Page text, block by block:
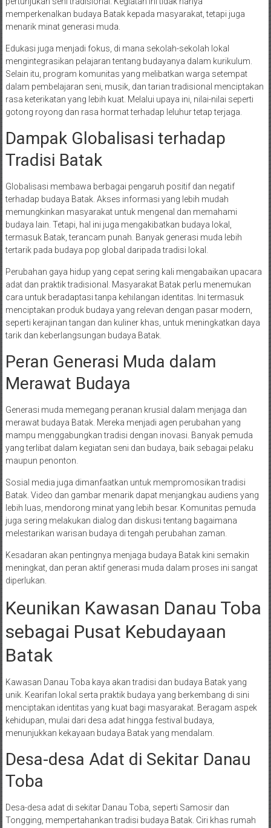
memperkenalkan budaya Batak kepada masyarakat, tetapi juga
menarik minat generasi muda.
Edukasi juga menjadi fokus, di mana sekolah-sekolah lokal
mengintegrasikan pelajaran tentang budayanya dalam kurikulum.
Selain itu, program komunitas yang melibatkan warga setempat
dalam pembelajaran seni, musik, dan tarian tradisional menciptakan
rasa keterikatan yang lebih kuat. Melalui upaya ini, nilai-nilai seperti
gotong royong dan rasa hormat terhadap leluhur tetap terjaga.
Dampak Globalisasi terhadap
Tradisi Batak
Globalisasi membawa berbagai pengaruh positif dan negatif
terhadap budaya Batak. Akses informasi yang lebih mudah
memungkinkan masyarakat untuk mengenal dan memahami
budaya lain. Tetapi, hal ini juga mengakibatkan budaya lokal,
termasuk Batak, terancam punah. Banyak generasi muda lebih
tertarik pada budaya pop global daripada tradisi lokal.
Perubahan gaya hidup yang cepat sering kali mengabaikan upacara
adat dan praktik tradisional. Masyarakat Batak perlu menemukan
cara untuk beradaptasi tanpa kehilangan identitas. Ini termasuk
menciptakan produk budaya yang relevan dengan pasar modern,
seperti kerajinan tangan dan kuliner khas, untuk meningkatkan daya
tarik dan keberlangsungan budaya Batak.
Peran Generasi Muda dalam
Merawat Budaya
Generasi muda memegang peranan krusial dalam menjaga dan
merawat budaya Batak. Mereka menjadi agen perubahan yang
mampu menggabungkan tradisi dengan inovasi. Banyak pemuda
yang terlibat dalam kegiatan seni dan budaya, baik sebagai pelaku
maupun penonton.
Sosial media juga dimanfaatkan untuk mempromosikan tradisi
Batak. Video dan gambar menarik dapat menjangkau audiens yang
lebih luas, mendorong minat yang lebih besar. Komunitas pemuda
juga sering melakukan dialog dan diskusi tentang bagaimana
melestarikan warisan budaya di tengah perubahan zaman.
Kesadaran akan pentingnya menjaga budaya Batak kini semakin
meningkat, dan peran aktif generasi muda dalam proses ini sangat
diperlukan.
Keunikan Kawasan Danau Toba
sebagai Pusat Kebudayaan
Batak
Kawasan Danau Toba kaya akan tradisi dan budaya Batak yang
unik. Kearifan lokal serta praktik budaya yang berkembang di sini
menciptakan identitas yang kuat bagi masyarakat. Beragam aspek
kehidupan, mulai dari desa adat hingga festival budaya,
menunjukkan kekayaan budaya Batak yang mendalam.
Desa-desa Adat di Sekitar Danau
Toba
Desa-desa adat di sekitar Danau Toba, seperti Samosir dan
Tongging, mempertahankan tradisi budaya Batak. Ciri khas rumah